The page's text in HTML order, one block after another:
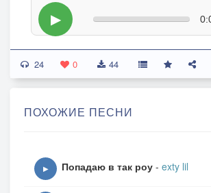
▶
24 0 44
ПОХОЖИЕ ПЕСНИ
▶ Попадаю в так роу - exty lil